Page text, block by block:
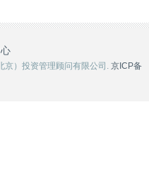
）投资管理顾问有限公司. 京ICP备